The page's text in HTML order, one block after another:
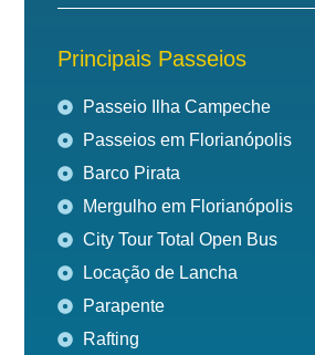
Principais Passeios
Passeio Ilha Campeche
Passeios em Florianópolis
Barco Pirata
Mergulho em Florianópolis
City Tour Total Open Bus
Locação de Lancha
Parapente
Rafting